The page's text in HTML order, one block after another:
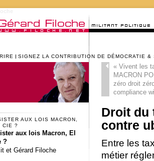
SIGNEZ LA CONTRIBUTION DE DÉMOCRATIE &
«Vivent les
MACRON
zéro droit
compliance
Droit du
contre
Entre les
métier
AUX LOIS MACRON,
CIE ?
aux lois Macron, El
?
et Gérard Filoche